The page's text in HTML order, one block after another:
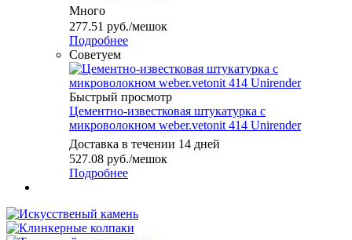
Много
277.51 руб./мешок
Подробнее
Советуем
Быстрый просмотр
Цементно-известковая штукатурка с
микроволокном weber.vetonit 414 Unirender
Доставка в течении 14 дней
527.08 руб./мешок
Подробнее